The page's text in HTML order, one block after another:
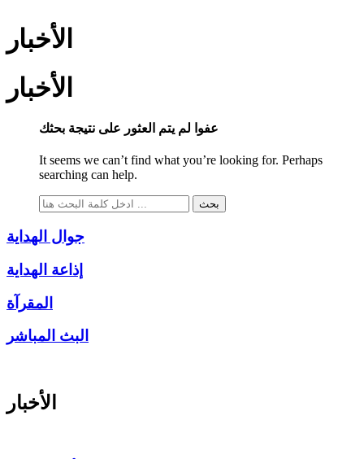
الأخبار
الأخبار
عفوا لم يتم العثور على نتيجة بحثك
It seems we can’t find what you’re looking for. Perhaps
searching can help.
جوال الهداية
إذاعة الهداية
المقرآة
البث المباشر
الأخبار